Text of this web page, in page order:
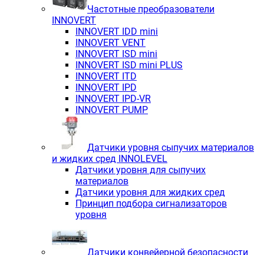
Частотные преобразователи
INNOVERT
INNOVERT IDD mini
INNOVERT VENT
INNOVERT ISD mini
INNOVERT ISD mini PLUS
INNOVERT ITD
INNOVERT IРD
INNOVERT IРD-VR
INNOVERT PUMP
Датчики уровня сыпучих материалов
и жидких сред INNOLEVEL
Датчики уровня для сыпучих
материалов
Датчики уровня для жидких сред
Принцип подбора сигнализаторов
уровня
Датчики конвейерной безопасности